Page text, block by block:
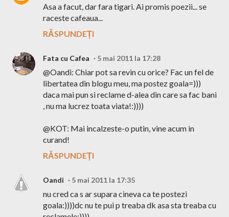
Asa a facut, dar fara tigari. Ai promis poezii... se
raceste cafeaua...
RĂSPUNDEȚI
Fata cu Cafea 5 mai 2011 la 17:28
@Oandi: Chiar pot sa revin cu orice? Fac un fel de
libertatea din blogu meu, ma postez goala=)))
daca mai pun si reclame d-alea din care sa fac bani
, nu ma lucrez toata viata!:))))
@KOT: Mai incalzeste-o putin, vine acum in
curand!
RĂSPUNDEȚI
Oandi 5 mai 2011 la 17:35
nu cred ca s ar supara cineva ca te postezi
goala:))))dc nu te pui p treaba dk asa sta treaba cu